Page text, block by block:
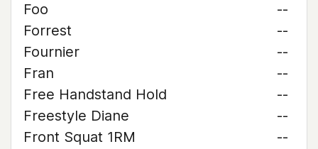
Foo
--
Forrest
--
Fournier
--
Fran
--
Free Handstand Hold
--
Freestyle Diane
--
Front Squat 1RM
--